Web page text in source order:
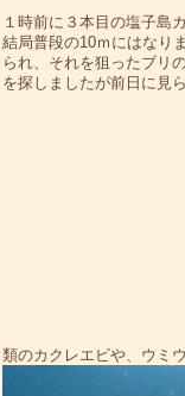
１時前に３本目の塩子島
結局普段の10ｍにはなり
られ、それを狙ったブリ
を探しましたが前日に見
類のカクレエビや、ウミ